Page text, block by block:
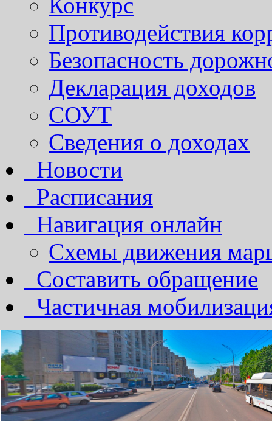
Противодействия
Безопасность
Декларация доходов
СОУТ
Сведения о доходах
Новости
Расписания
Навигация онлайн
Схемы движения
Составить обращение
Частичная